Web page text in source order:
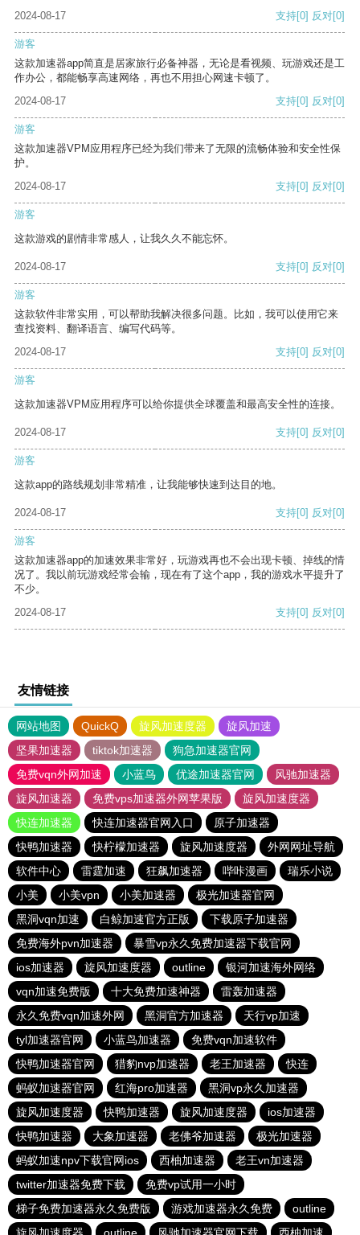
2024-08-17
支持[0] 反对[0]
游客
这款加速器app简直是居家旅行必备神器，无论是看视频、玩游戏还是工
作办公，都能畅享高速网络，再也不用担心网速卡顿了。
2024-08-17
支持[0] 反对[0]
游客
这款加速器VPM应用程序已经为我们带来了无限的流畅体验和安全性保
护。
2024-08-17
支持[0] 反对[0]
游客
这款游戏的剧情非常感人，让我久久不能忘怀。
2024-08-17 支持[0] 反对[0]
游客
这款软件非常实用，可以帮助我解决很多问题。比如，我可以使用它来
查找资料、翻译语言、编写代码等。
2024-08-17
支持[0] 反对[0]
游客
这款加速器VPM应用程序可以给你提供全球覆盖和最高安全性的连接。
2024-08-17 支持[0] 反对[0]
游客
这款app的路线规划非常精准，让我能够快速到达目的地。
2024-08-17 支持[0] 反对[0]
游客
这款加速器app的加速效果非常好，玩游戏再也不会出现卡顿、掉线的情
况了。我以前玩游戏经常会输，现在有了这个app，我的游戏水平提升了
不少。
2024-08-17
支持[0] 反对[0]
友情链接
网站地图 QuickQ 旋风加速度器
旋风加速
坚果加速器
tiktok加速器
狗急加速器官网
免费vqn外网加速
小蓝鸟 优途加速器官网
风驰加速器
旋风加速器
免费vps加速器外网苹果版
旋风加速度器
快连加速器
快连加速器官网入口
原子加速器
快鸭加速器
快柠檬加速器 旋风加速度器
外网网址导航
软件中心
雷霆加速 狂飙加速器 哔咔漫画
瑞乐小说
小美
小美vpn 小美加速器
极光加速器官网
黑洞vqn加速
白鲸加速官方正版
下载原子加速器
免费海外pvn加速器
暴雪vp永久免费加速器下载官网
ios加速器
旋风加速度器 outline
银河加速海外网络
vqn加速免费版
十大免费加速神器
雷轰加速器
永久免费vqn加速外网
黑洞官方加速器
天行vp加速
tyl加速器官网
小蓝鸟加速器
免费vqn加速软件
快鸭加速器官网
猎豹nvp加速器 老王加速器
快连
蚂蚁加速器官网
红海pro加速器
黑洞vp永久加速器
旋风加速度器
快鸭加速器 旋风加速度器
ios加速器
快鸭加速器
大象加速器 老佛爷加速器
极光加速器
蚂蚁加速npv下载官网ios
西柚加速器
老王vn加速器
twitter加速器免费下载
免费vp试用一小时
梯子免费加速器永久免费版
游戏加速器永久免费
outline